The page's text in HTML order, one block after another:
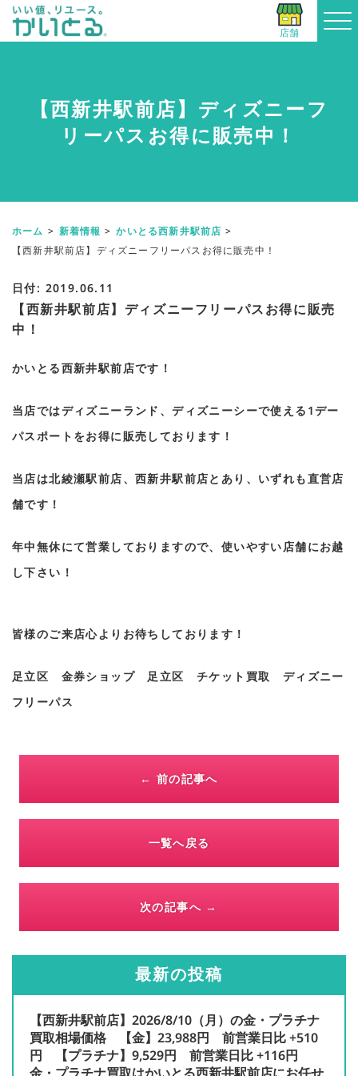
店舗
【西新井駅前店】ディズニーフ
リーパスお得に販売中！
ホーム 新着情報
かいとる西新井駅前店
【西新井駅前店】ディズニーフリーパスお得に販売中！
日付: 2019.06.11
【西新井駅前店】ディズニーフリーパスお得に販売
中！
かいとる西新井駅前店です！
当店ではディズニーランド、ディズニーシーで使える1デー
パスポートをお得に販売しております！
当店は北綾瀬駅前店、西新井駅前店とあり、いずれも直営店
舗です！
年中無休にて営業しておりますので、使いやすい店舗にお越
し下さい！
皆様のご来店心よりお待ちしております！
足立区 金券ショップ 足立区 チケット買取 ディズニー
フリーパス
← 前の記事へ
一覧へ戻る
次の記事へ →
最新の投稿
【西新井駅前店】2026/8/10（月）の金・プラチナ
買取相場価格 【金】23,988円 前営業日比 +510
円 【プラチナ】9,529円 前営業日比 +116円